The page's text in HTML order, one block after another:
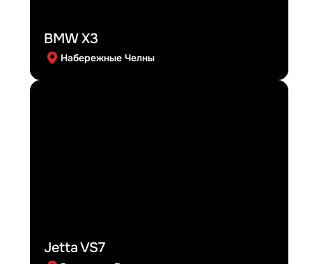
BMW X3
Набережные Челны
Jetta VS7